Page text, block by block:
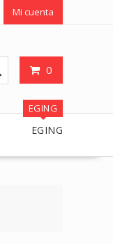
Mi cuenta
0
EGING
EGING